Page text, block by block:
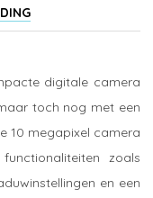
digitale camera
toch nog met een
10 megapixel camera
zoals
en een